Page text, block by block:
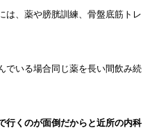
は、薬や膀胱訓練、骨盤底筋トレ
でいる場合同じ薬を長い間飲み続
行くのが面倒だからと近所の内科